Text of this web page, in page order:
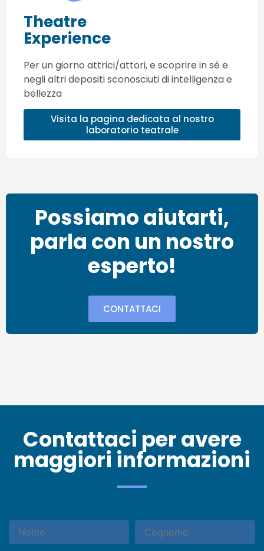
Possiamo aiutarti,
parla con un nostro
esperto!
CONTATTACI
Theatre
Experience
Per un giorno attrici/attori, e scoprire in sé e
negli altri depositi sconosciuti di intelligenza e
bellezza
Visita la pagina dedicata al nostro
laboratorio teatrale
Contattaci per avere
maggiori informazioni